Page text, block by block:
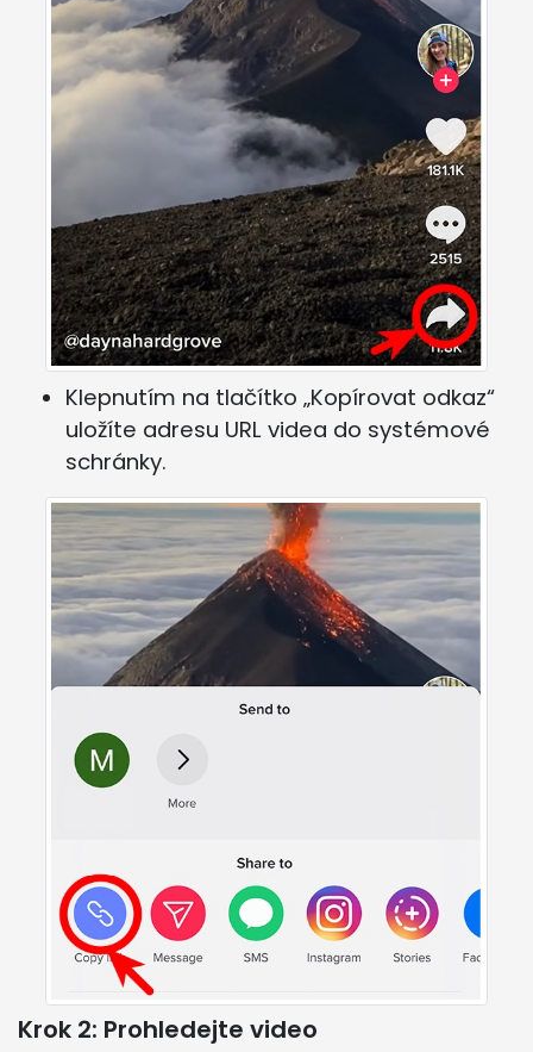
Klepnutím na tlačítko „Kopírovat odkaz“
uložíte adresu URL videa do systémové
schránky.
Krok 2: Prohledejte video